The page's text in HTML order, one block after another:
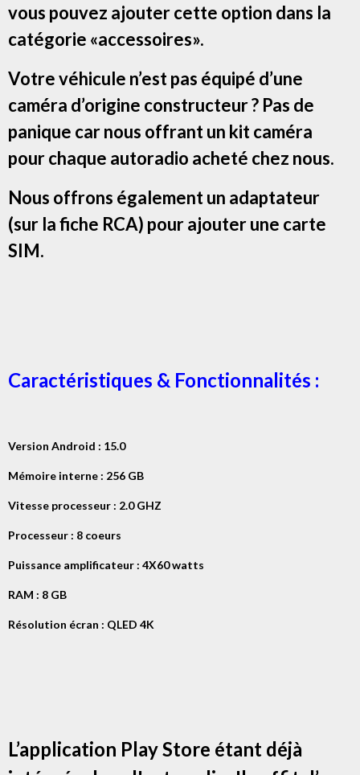
vous pouvez ajouter cette option dans la
catégorie «accessoires».
Votre véhicule n’est pas équipé d’une
caméra d’origine constructeur ? Pas de
panique car nous offrant un kit caméra
pour chaque autoradio acheté chez nous.
Nous offrons également un adaptateur
(sur la fiche RCA) pour ajouter une carte
SIM.
Caractéristiques & Fonctionnalités :
Version Android : 15.0
Mémoire interne : 256 GB
Vitesse processeur : 2.0 GHZ
Processeur : 8 coeurs
Puissance amplificateur : 4X60 watts
RAM : 8 GB
Résolution écran : QLED 4K
L’application Play Store étant déjà